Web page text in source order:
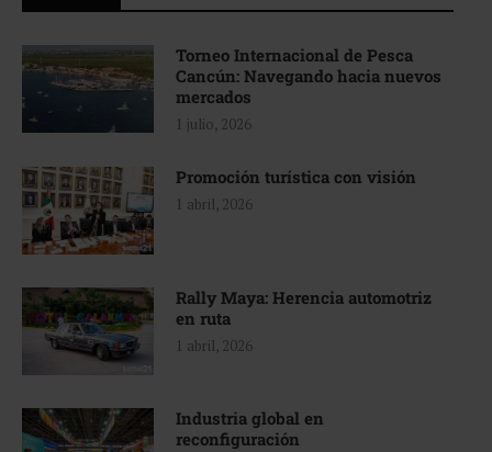
Torneo Internacional de Pesca
Cancún: Navegando hacia nuevos
mercados
1 julio, 2026
Promoción turística con visión
1 abril, 2026
Rally Maya: Herencia automotriz
en ruta
1 abril, 2026
Industria global en
reconfiguración